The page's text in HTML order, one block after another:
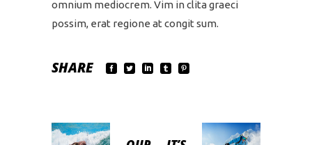
omnium mediocrem. Vim in clita graeci
possim, erat regione at congit sum.
SHARE